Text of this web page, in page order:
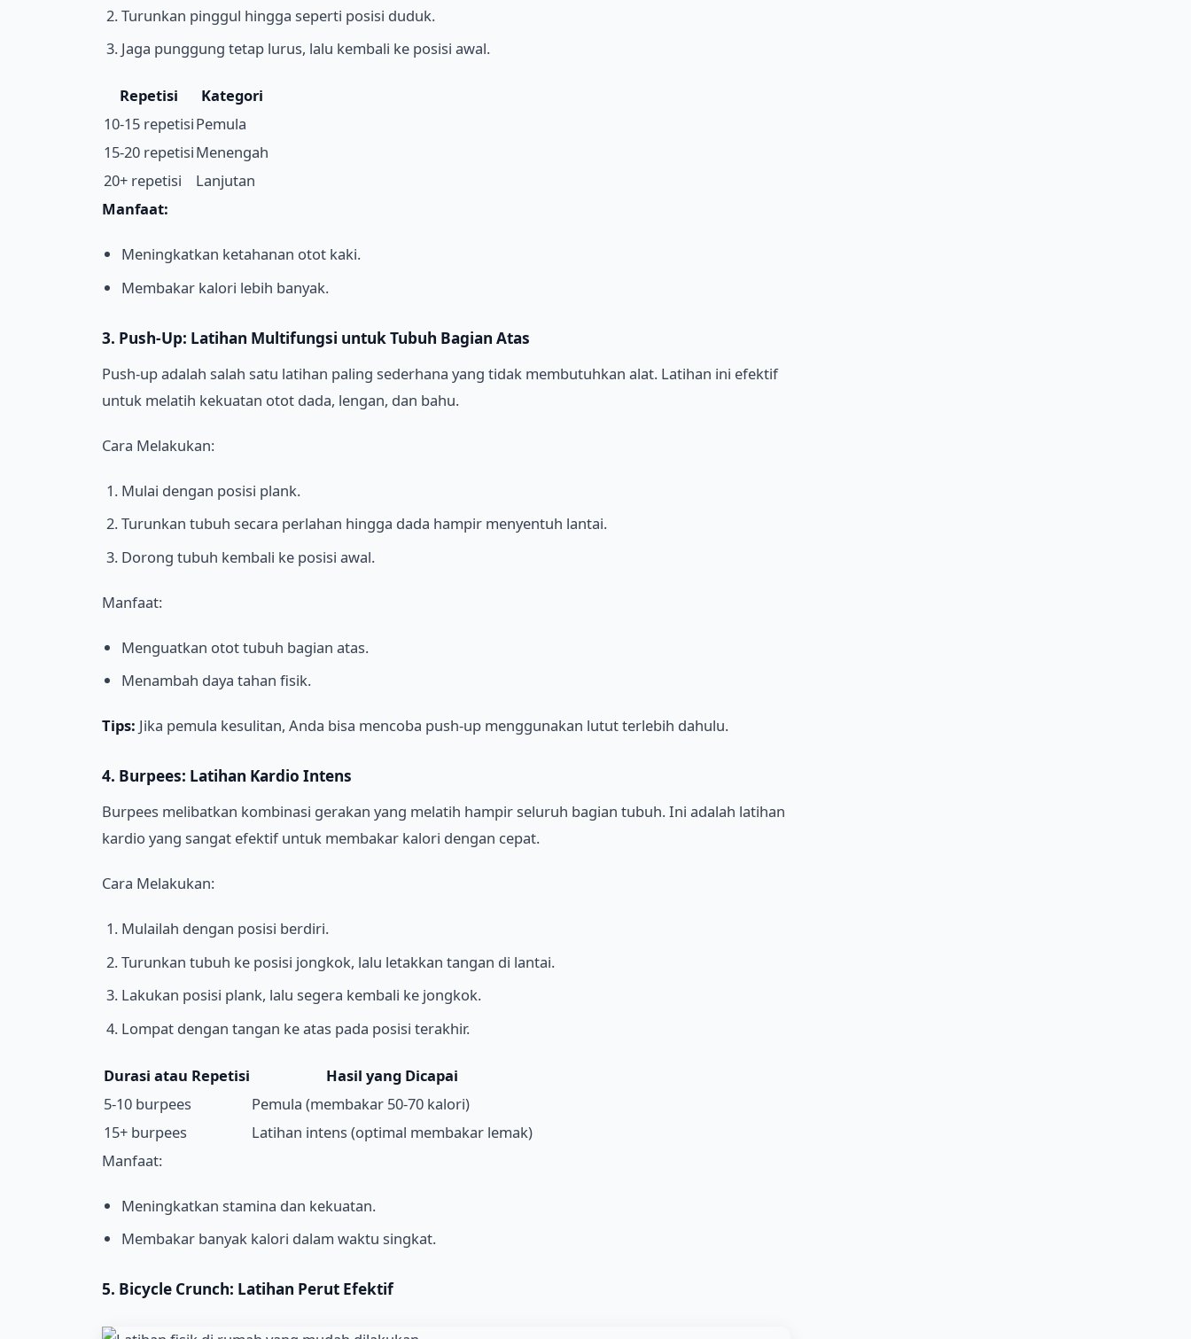
Turunkan pinggul hingga seperti posisi duduk.
Jaga punggung tetap lurus, lalu kembali ke posisi awal.
Repetisi
Kategori
10-15 repetisiPemula
15-20 repetisiMenengah
20+ repetisi
Lanjutan
Manfaat:
Meningkatkan ketahanan otot kaki.
Membakar kalori lebih banyak.
3. Push-Up: Latihan Multifungsi untuk Tubuh Bagian Atas
Push-up adalah salah satu latihan paling sederhana yang tidak membutuhkan alat. Latihan ini efektif
untuk melatih kekuatan otot dada, lengan, dan bahu.
Cara Melakukan:
Mulai dengan posisi plank.
Turunkan tubuh secara perlahan hingga dada hampir menyentuh lantai.
Dorong tubuh kembali ke posisi awal.
Manfaat:
Menguatkan otot tubuh bagian atas.
Menambah daya tahan fisik.
Tips: Jika pemula kesulitan, Anda bisa mencoba push-up menggunakan lutut terlebih dahulu.
4. Burpees: Latihan Kardio Intens
Burpees melibatkan kombinasi gerakan yang melatih hampir seluruh bagian tubuh. Ini adalah latihan
kardio yang sangat efektif untuk membakar kalori dengan cepat.
Cara Melakukan:
Mulailah dengan posisi berdiri.
Turunkan tubuh ke posisi jongkok, lalu letakkan tangan di lantai.
Lakukan posisi plank, lalu segera kembali ke jongkok.
Lompat dengan tangan ke atas pada posisi terakhir.
Durasi atau Repetisi
Hasil yang Dicapai
5-10 burpees
Pemula (membakar 50-70 kalori)
15+ burpees
Latihan intens (optimal membakar lemak)
Manfaat:
Meningkatkan stamina dan kekuatan.
Membakar banyak kalori dalam waktu singkat.
5. Bicycle Crunch: Latihan Perut Efektif